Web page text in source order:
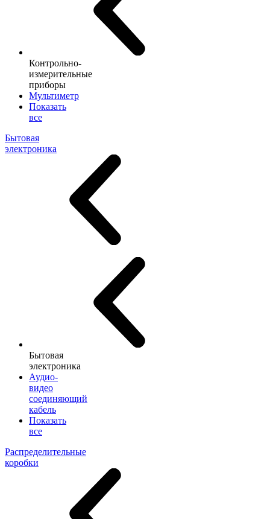
Контрольно-
измерительные
приборы
Мультиметр
Показать
все
Бытовая
электроника
Бытовая
электроника
Аудио-
видео
соединяющий
кабель
Показать
все
Распределительные
коробки